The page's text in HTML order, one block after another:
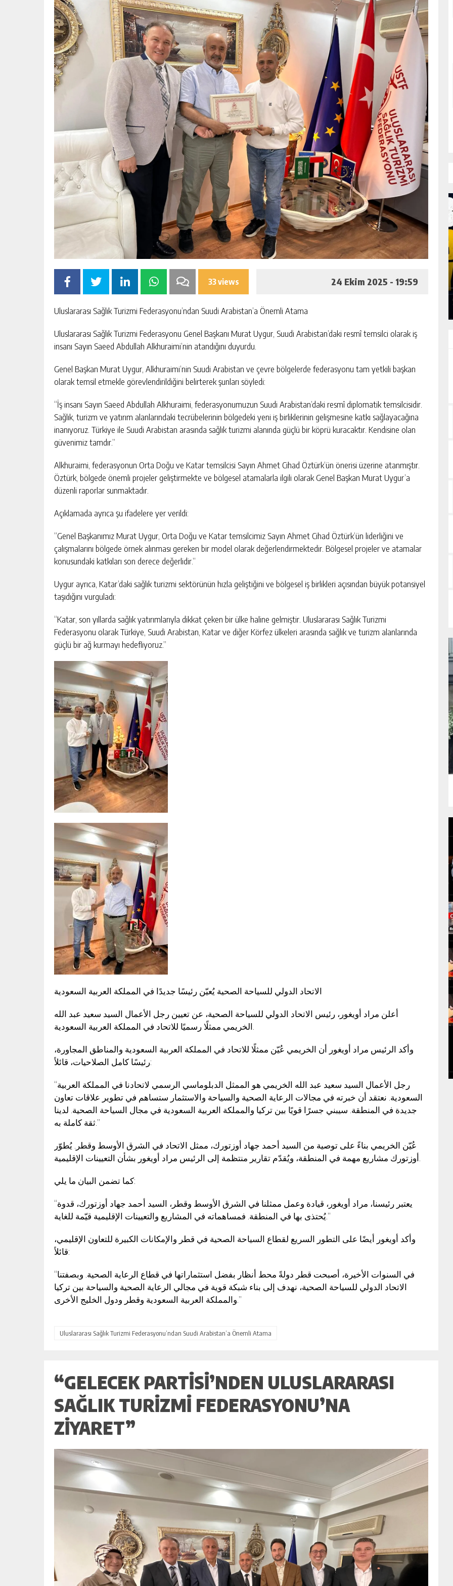
33 views 24 Ekim 2025 - 19:59
Uluslararası Sağlık Turizmi Federasyonu’ndan Suudi Arabistan’a Önemli Atama
Uluslararası Sağlık Turizmi Federasyonu Genel Başkanı Murat Uygur, Suudi Arabistan’daki resmî temsilci olarak iş
insanı Sayın Saeed Abdullah Alkhuraimi’nin atandığını duyurdu.
Genel Başkan Murat Uygur, Alkhuraimi’nin Suudi Arabistan ve çevre bölgelerde federasyonu tam yetkili başkan
olarak temsil etmekle görevlendirildiğini belirterek şunları söyledi:
“İş insanı Sayın Saeed Abdullah Alkhuraimi, federasyonumuzun Suudi Arabistan’daki resmî diplomatik temsilcisidir.
Sağlık, turizm ve yatırım alanlarındaki tecrübelerinin bölgedeki yeni iş birliklerinin gelişmesine katkı sağlayacağına
inanıyoruz. Türkiye ile Suudi Arabistan arasında sağlık turizmi alanında güçlü bir köprü kuracaktır. Kendisine olan
güvenimiz tamdır.”
Alkhuraimi, federasyonun Orta Doğu ve Katar temsilcisi Sayın Ahmet Cihad Öztürk’ün önerisi üzerine atanmıştır.
Öztürk, bölgede önemli projeler geliştirmekte ve bölgesel atamalarla ilgili olarak Genel Başkan Murat Uygur’a
düzenli raporlar sunmaktadır.
Açıklamada ayrıca şu ifadelere yer verildi:
“Genel Başkanımız Murat Uygur, Orta Doğu ve Katar temsilcimiz Sayın Ahmet Cihad Öztürk’ün liderliğini ve
çalışmalarını bölgede örnek alınması gereken bir model olarak değerlendirmektedir. Bölgesel projeler ve atamalar
konusundaki katkıları son derece değerlidir.”
Uygur ayrıca, Katar’daki sağlık turizmi sektörünün hızla geliştiğini ve bölgesel iş birlikleri açısından büyük potansiyel
taşıdığını vurguladı:
“Katar, son yıllarda sağlık yatırımlarıyla dikkat çeken bir ülke haline gelmiştir. Uluslararası Sağlık Turizmi
Federasyonu olarak Türkiye, Suudi Arabistan, Katar ve diğer Körfez ülkeleri arasında sağlık ve turizm alanlarında
güçlü bir ağ kurmayı hedefliyoruz.”
الاتحاد الدولي للسياحة الصحية يُعيّن رئيسًا جديدًا في المملكة العربية السعودية
أعلن مراد أويغور، رئيس الاتحاد الدولي للسياحة الصحية، عن تعيين رجل الأعمال السيد سعيد عبد الله
وأكد الرئيس مراد أويغور أن الخريمي عُيّن ممثلًا للاتحاد في المملكة العربية السعودية والمناطق المجاورة،
رئيسًا كامل الصلاحيات، قائلاً:
“رجل الأعمال السيد سعيد عبد الله الخريمي هو الممثل الدبلوماسي الرسمي لاتحادنا في المملكة العربية
السعودية. نعتقد أن خبرته في مجالات الرعاية الصحية والسياحة والاستثمار ستساهم في تطوير علاقات تعاون
جديدة في المنطقة. سيبني جسرًا قويًا بين تركيا والمملكة العربية السعودية في مجال السياحة الصحية. لدينا
ثقة كاملة به.”
عُيّن الخريمي بناءً على توصية من السيد أحمد جهاد أوزتورك، ممثل الاتحاد في الشرق الأوسط وقطر. يُطوّر
كما تضمن البيان ما يلي:
“يعتبر رئيسنا، مراد أويغور، قيادة وعمل ممثلنا في الشرق الأوسط وقطر، السيد أحمد جهاد أوزتورك، قدوة
يُحتذى بها في المنطقة. فمساهماته في المشاريع والتعيينات الإقليمية قيّمة للغاية.”
وأكد أويغور أيضًا على التطور السريع لقطاع السياحة الصحية في قطر والإمكانات الكبيرة للتعاون الإقليمي،
قائلاً:
“في السنوات الأخيرة، أصبحت قطر دولةً محط أنظار بفضل استثماراتها في قطاع الرعاية الصحية. وبصفتنا
الاتحاد الدولي للسياحة الصحية، نهدف إلى بناء شبكة قوية في مجالي الرعاية الصحية والسياحة بين تركيا
والمملكة العربية السعودية وقطر ودول الخليج الأخرى.”
Uluslararası Sağlık Turizmi Federasyonu’ndan Suudi Arabistan’a Önemli Atama
“GELECEK PARTISI’NDEN ULUSLARARASI
SAĞLIK TURIZMI FEDERASYONU’NA
ZIYARET”
İNSANI MEHMET ASLAN:
BIR MILLETIN YENIDEN
GÜNLÜK HABER AKIŞI
ERUH-DER PIKNIĞINDE BARIŞ, BIRLIK VE
DAYANIŞMA ÖNE ÇIKTI
BAŞKAN BUNU YAPARSA!